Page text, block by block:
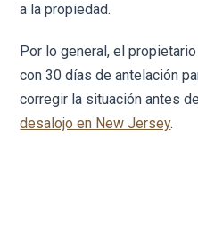
a la propiedad.
Por lo general, el
con 30 días de antelación
corregir la situación antes
desalojo en New Jersey.